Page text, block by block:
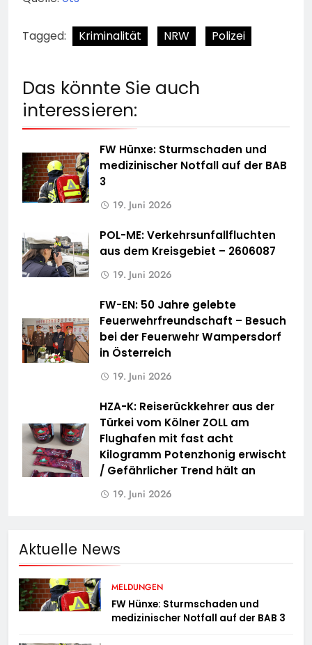
Tagged: Kriminalität NRW Polizei
Das könnte Sie auch
interessieren:
FW Hünxe: Sturmschaden und
medizinischer Notfall auf der BAB
3
19. Juni 2026
POL-ME: Verkehrsunfallfluchten
aus dem Kreisgebiet – 2606087
19. Juni 2026
FW-EN: 50 Jahre gelebte
Feuerwehrfreundschaft – Besuch
bei der Feuerwehr Wampersdorf
in Österreich
19. Juni 2026
HZA-K: Reiserückkehrer aus der
Türkei vom Kölner ZOLL am
Flughafen mit fast acht
Kilogramm Potenzhonig erwischt
/ Gefährlicher Trend hält an
19. Juni 2026
Aktuelle News
MELDUNGEN
FW Hünxe: Sturmschaden und
medizinischer Notfall auf der BAB 3